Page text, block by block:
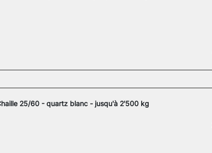
25/60 - quartz blanc - jusqu'à 2'500 kg